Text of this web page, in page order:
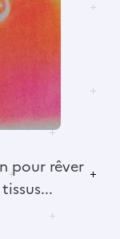
pour rêver